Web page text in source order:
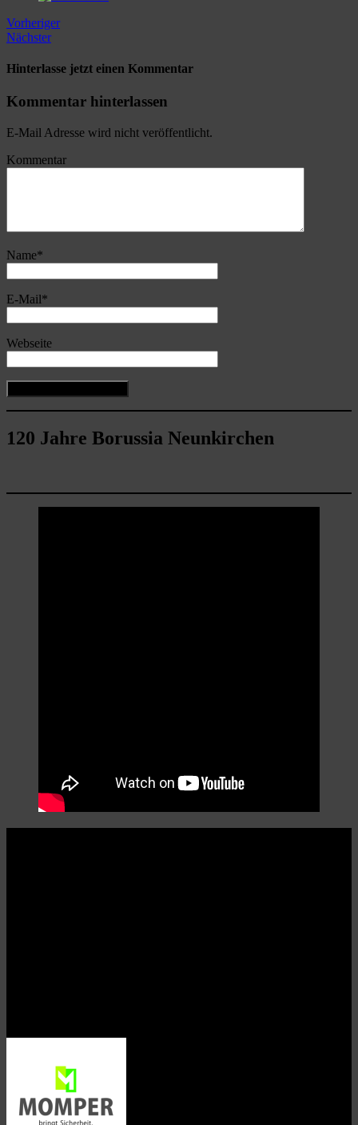
Vorheriger
Nächster
Hinterlasse jetzt einen Kommentar
Kommentar hinterlassen
E-Mail Adresse wird nicht veröffentlicht.
Kommentar
Name*
E-Mail*
Webseite
120 Jahre Borussia Neunkirchen